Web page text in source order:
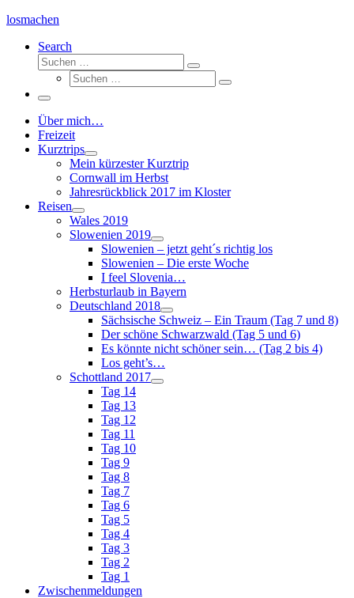
losmachen
Search
Suche
Suchen
Suche
Suchen
Menü
Über mich…
Freizeit
Kurztrips
Mein kürzester Kurztrip
Cornwall im Herbst
Jahresrückblick 2017 im Kloster
Reisen
Wales 2019
Slowenien 2019
Slowenien – jetzt geht´s richtig los
Slowenien – Die erste Woche
I feel Slovenia…
Herbsturlaub in Bayern
Deutschland 2018
Sächsische Schweiz – Ein Traum (Tag 7 und 8)
Der schöne Schwarzwald (Tag 5 und 6)
Es könnte nicht schöner sein… (Tag 2 bis 4)
Los geht’s…
Schottland 2017
Tag 14
Tag 13
Tag 12
Tag 11
Tag 10
Tag 9
Tag 8
Tag 7
Tag 6
Tag 5
Tag 4
Tag 3
Tag 2
Tag 1
Zwischenmeldungen